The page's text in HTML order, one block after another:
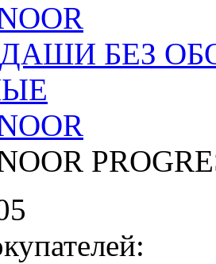
БЕЗ